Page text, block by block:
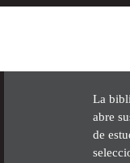
La
abre
de